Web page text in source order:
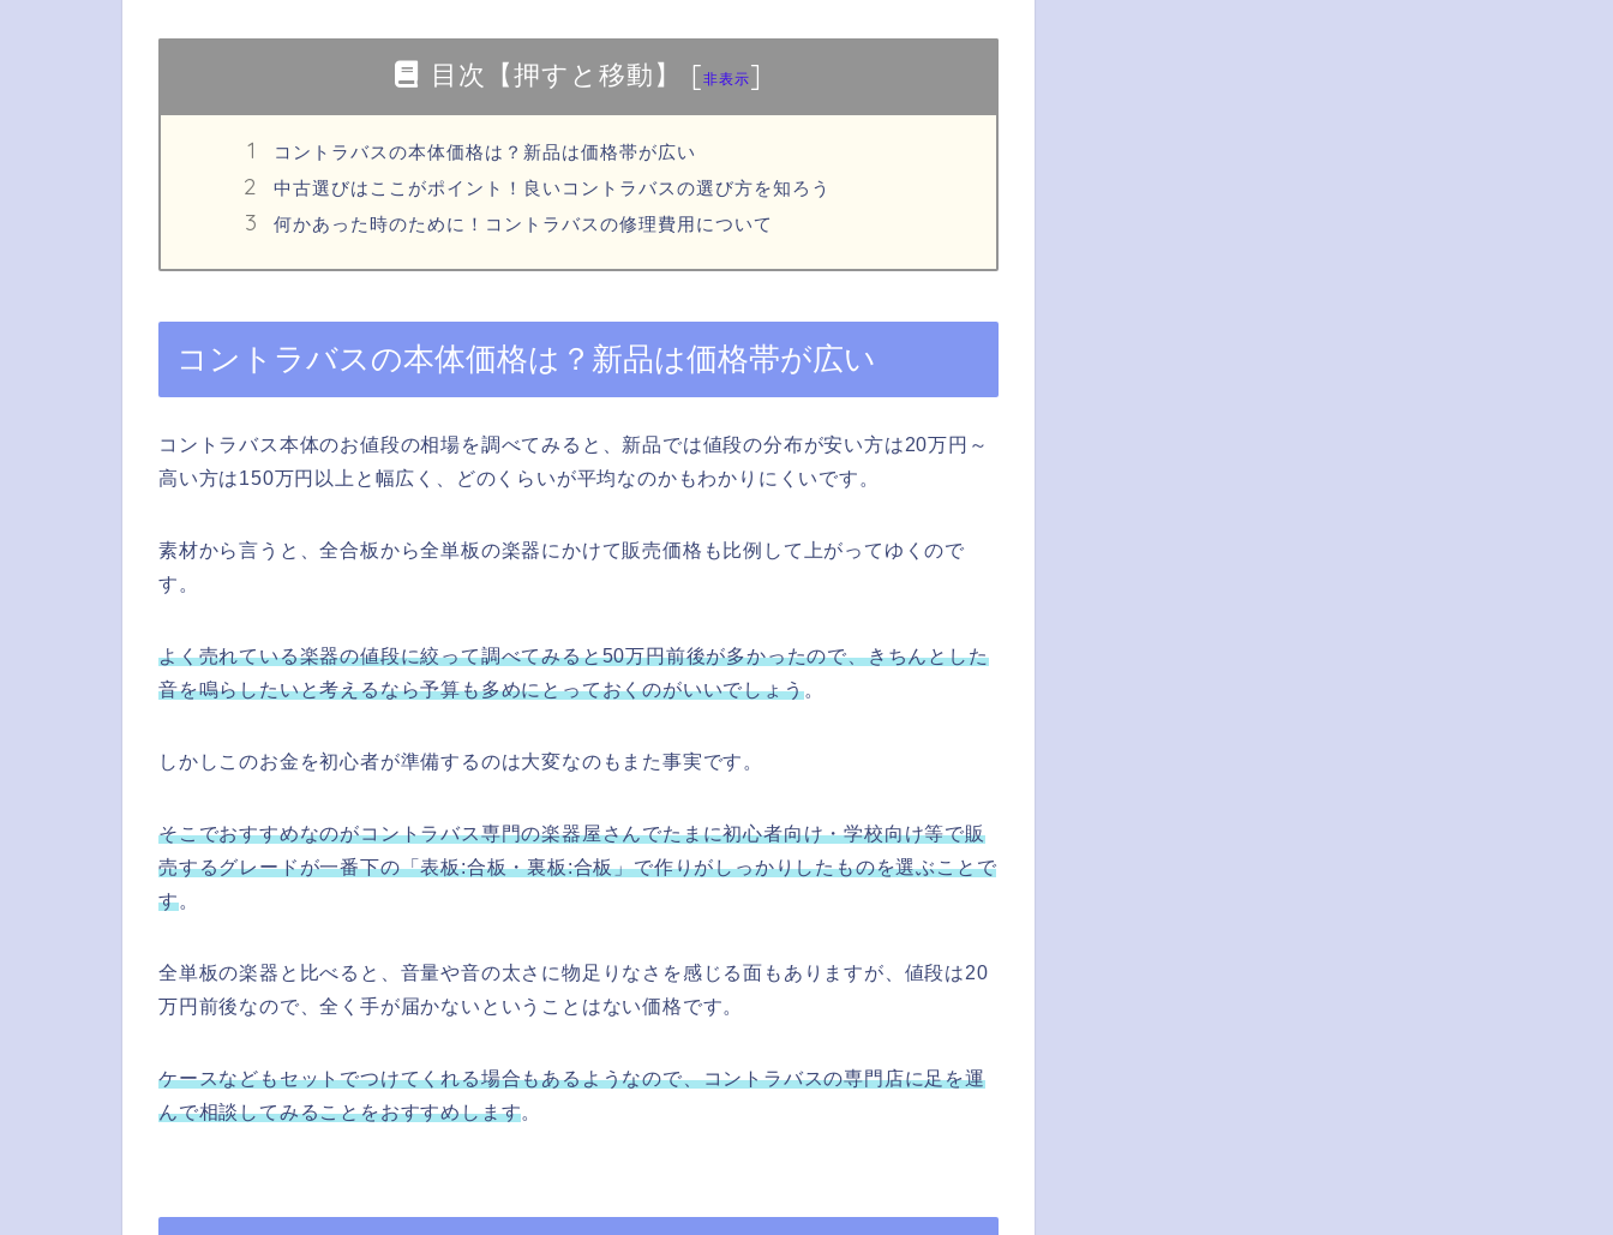
目次【押すと移動】 [非表示]
コントラバスの本体価格は？新品は価格帯が広い
中古選びはここがポイント！良いコントラバスの選び方を知ろう
何かあった時のために！コントラバスの修理費用について
コントラバスの本体価格は？新品は価格帯が広い
コントラバス本体のお値段の相場を調べてみると、新品では値段の分布が安い方は20万円～
高い方は150万円以上と幅広く、どのくらいが平均なのかもわかりにくいです。
素材から言うと、全合板から全単板の楽器にかけて販売価格も比例して上がってゆくので
す。
よく売れている楽器の値段に絞って調べてみると50万円前後が多かったので、きちんとした
音を鳴らしたいと考えるなら予算も多めにとっておくのがいいでしょう。
しかしこのお金を初心者が準備するのは大変なのもまた事実です。
そこでおすすめなのがコントラバス専門の楽器屋さんでたまに初心者向け・学校向け等で販
売するグレードが一番下の「表板:合板・裏板:合板」で作りがしっかりしたものを選ぶことで
す。
全単板の楽器と比べると、音量や音の太さに物足りなさを感じる面もありますが、値段は20
万円前後なので、全く手が届かないということはない価格です。
ケースなどもセットでつけてくれる場合もあるようなので、コントラバスの専門店に足を運
んで相談してみることをおすすめします。